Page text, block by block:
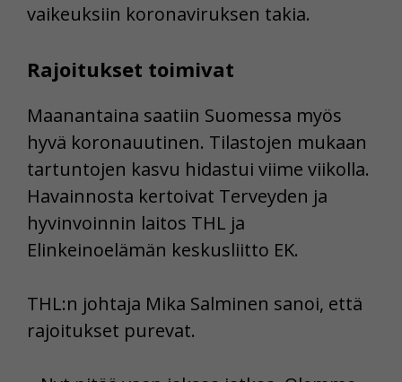
vaikeuksiin koronaviruksen takia.
Rajoitukset toimivat
Maanantaina saatiin Suomessa myös
hyvä koronauutinen. Tilastojen mukaan
tartuntojen kasvu hidastui viime viikolla.
Havainnosta kertoivat Terveyden ja
hyvinvoinnin laitos THL ja
Elinkeinoelämän keskusliitto EK.
THL:n johtaja Mika Salminen sanoi, että
rajoitukset purevat.